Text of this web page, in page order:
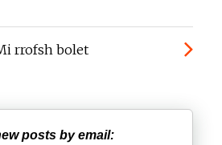
rrofsh bolet
posts by email: